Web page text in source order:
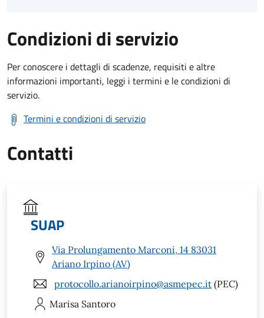
Condizioni di servizio
Per conoscere i dettagli di scadenze, requisiti e altre
informazioni importanti, leggi i termini e le condizioni di
servizio.
Termini e condizioni di servizio
Contatti
SUAP
Via Prolungamento Marconi, 14 83031
Ariano Irpino (AV)
protocollo.arianoirpino@asmepec.it (PEC)
Marisa Santoro